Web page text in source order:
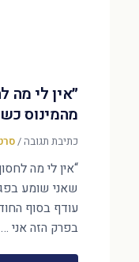
״אין לי מה
מהמינוס
כתיבת תגובה/
“אין לי מה
שאני שומע
עודף בסוף
בפרק הזה אני …